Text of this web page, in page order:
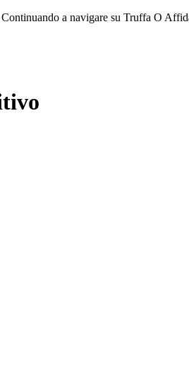
a navigare su Truffa O